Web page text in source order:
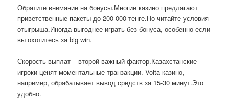
Обратите внимание на бонусы.Многие казино предлагают
приветственные пакеты до 200 000 тенге.Но читайте условия
отыгрыша.Иногда выгоднее играть без бонуса, особенно если
вы охотитесь за big win.
Скорость выплат – второй важный фактор.Казахстанские
игроки ценят моментальные транзакции. Volta казино,
например, обрабатывает вывод средств за 15-30 минут.Это
удобно.